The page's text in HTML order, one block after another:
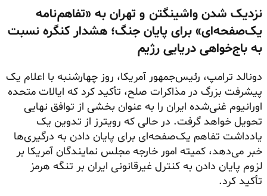
نزدیک شدن واشینگتن و تهران به «تفاهم‌نامه
یک‌صفحه‌ای» برای پایان جنگ؛ هشدار کنگره نسبت
به باج‌خواهی دریایی رژیم
دونالد ترامپ، رئیس‌جمهور آمریکا، روز چهارشنبه با اعلام یک
پیشرفت بزرگ در مذاکرات صلح، تأکید کرد که ایالات متحده
اورانیوم غنی‌شده ایران را به عنوان بخشی از توافق نهایی
تحویل خواهد گرفت. در حالی که رویترز از تدوین یک
یادداشت تفاهم یک‌صفحه‌ای برای پایان دادن به درگیری‌ها
خبر می‌دهد، کمیته امور خارجه مجلس نمایندگان آمریکا بر
لزوم پایان دادن به کنترل غیرقانونی ایران بر تنگه هرمز
تأکید کرد.